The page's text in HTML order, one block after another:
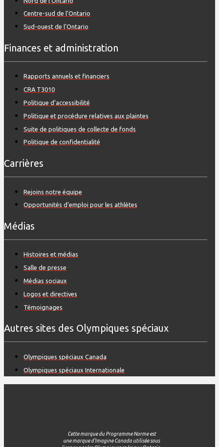
Centre-sud de l’Ontario
Sud-ouest de l’Ontario
Finances et administration
Rapports annuels et financiers
CRA T3010
Politique d’accessibilité
Politique et procédure relatives aux plaintes
Suite de politiques de collecte de fonds
Politique de confidentialité
Carrières
Rejoins notre équipe
Opportunités d’emploi pour les athlètes
Médias
Histoires et médias
Salle de presse
Médias sociaux
Logos et directives
Témoignages
Autres sites des Olympiques spéciaux
Olympiques spéciaux Canada
Olympiques spéciaux Internationale
Cette marque du Programme Norme est
une marque d'Imagine Canada utilisée sous